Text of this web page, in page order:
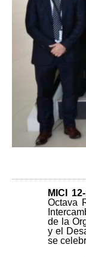
MICI
Octava
de la
y el
se